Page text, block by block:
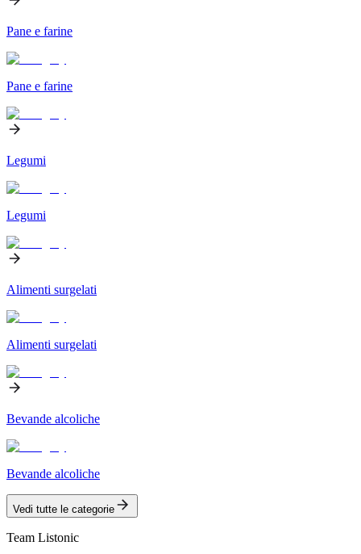
Pane e farine
Pane e farine
Legumi
Legumi
Alimenti surgelati
Alimenti surgelati
Bevande alcoliche
Bevande alcoliche
Vedi tutte le categorie
Team Listonic